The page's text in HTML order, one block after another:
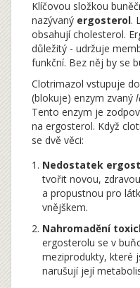
Klíčovou složkou
nazývaný ergosterol.
obsahují cholesterol.
důležitý - udržuje
funkční. Bez něj by se
Clotrimazol vstupuje
(blokuje) enzym zvaný
Tento enzym je
na ergosterol. Když
se dvě věci:
Nedostatek
tvořit novou,
a propustnou pro
vnějškem.
Nahromadění
ergosterolu se v
meziprodukty, které
narušují její